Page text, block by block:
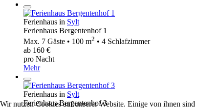
Ferienhaus in Sylt
Ferienhaus Bergentenhof 1
Max. 7 Gäste • 100 m2 • 4 Schlafzimmer
ab 160 €
pro Nacht
Mehr
Ferienhaus in Sylt
Ferienhaus Bergentenhof 3
Wir nutzen Cookies auf unserer Website. Einige von ihnen sind